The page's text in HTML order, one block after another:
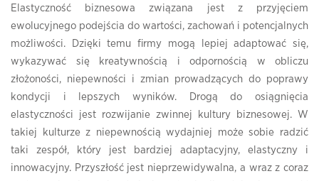
Elastyczność biznesowa związana jest z przyjęciem
ewolucyjnego podejścia do wartości, zachowań i potencjalnych
możliwości. Dzięki temu firmy mogą lepiej adaptować się,
wykazywać się kreatywnością i odpornością w obliczu
złożoności, niepewności i zmian prowadzących do poprawy
kondycji i lepszych wyników. Drogą do osiągnięcia
elastyczności jest rozwijanie zwinnej kultury biznesowej. W
takiej kulturze z niepewnością wydajniej może sobie radzić
taki zespół, który jest bardziej adaptacyjny, elastyczny i
innowacyjny. Przyszłość jest nieprzewidywalna, a wraz z coraz